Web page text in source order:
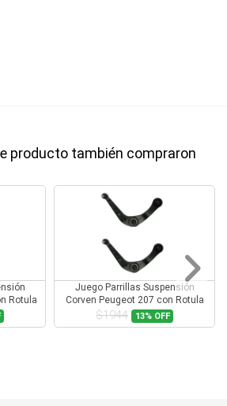
producto también compraron
Rotula
Juego Parrillas Suspensión
Corven Peugeot 207 con Rotula
$1944 13% OFF